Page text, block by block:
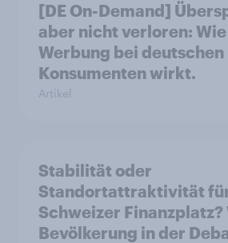
[DE On-Demand]
aber nicht verloren:
Werbung bei deutschen
Konsumenten wirkt.
Artikel
Stabilität oder
Standortattraktivität
Schweizer Finanzplatz?
Bevölkerung in der